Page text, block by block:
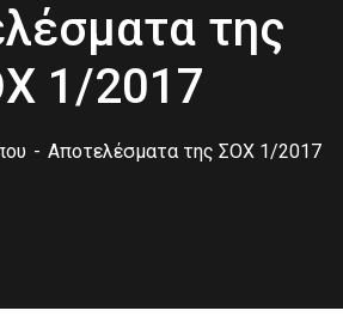
της
1/2017
Αποτελέσματα της ΣΟΧ 1/2017